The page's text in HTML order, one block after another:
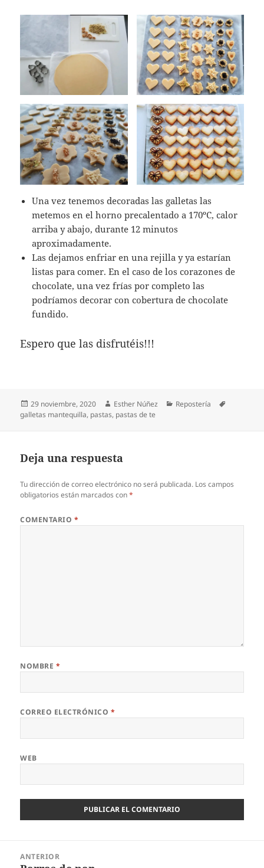
Una vez tenemos decoradas las galletas las
metemos en el horno precalentado a 170ºC, calor
arriba y abajo, durante 12 minutos
aproximadamente.
Las dejamos enfriar en una rejilla y ya estarían
listas para comer. En el caso de los corazones de
chocolate, una vez frías por completo las
podríamos decorar con cobertura de chocolate
fundido.
Espero que las disfrutéis!!!
Publicado
el
29 noviembre, 2020 Autor
Esther Núñez Categorías
Repostería
galletas mantequilla, pastas, pastas de te
Deja una respuesta
Tu dirección de correo electrónico no será publicada. Los campos
obligatorios están marcados con*
COMENTARIO *
NOMBRE *
CORREO ELECTRÓNICO *
WEB
ANTERIOR